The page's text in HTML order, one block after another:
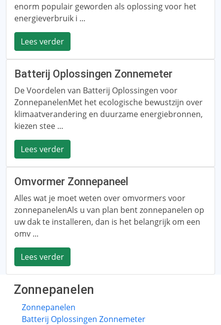
enorm populair geworden als oplossing voor het
energieverbruik i ...
Lees verder
Batterij Oplossingen Zonnemeter
De Voordelen van Batterij Oplossingen voor
ZonnepanelenMet het ecologische bewustzijn over
klimaatverandering en duurzame energiebronnen,
kiezen stee ...
Lees verder
Omvormer Zonnepaneel
Alles wat je moet weten over omvormers voor
zonnepanelenAls u van plan bent zonnepanelen op
uw dak te installeren, dan is het belangrijk om een ​​
omv ...
Lees verder
Zonnepanelen
Zonnepanelen
Batterij Oplossingen Zonnemeter